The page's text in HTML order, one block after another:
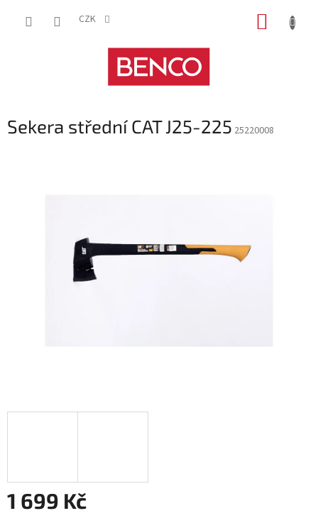
CZK
Sekera střední CAT J25-225 25220008
1 699 Kč